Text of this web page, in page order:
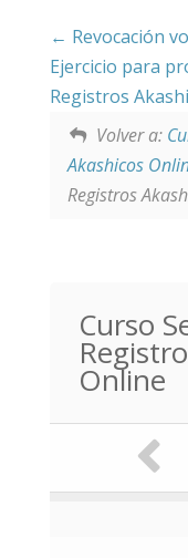
Revocación
Ejercicio para
Registros
Volver a:
Akashicos
Registros
Curso
Online